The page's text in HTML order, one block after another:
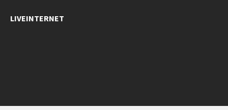
LIVEINTERNET